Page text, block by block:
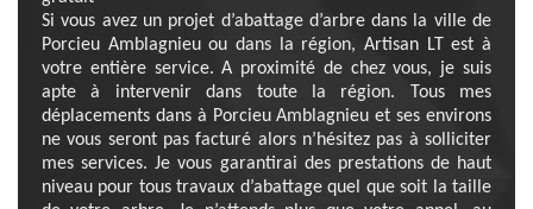
Si vous avez un projet d’abattage d’arbre dans la ville de
Porcieu Amblagnieu ou dans la région, Artisan LT est à
votre entière service. A proximité de chez vous, je suis
apte à intervenir dans toute la région. Tous mes
déplacements dans à Porcieu Amblagnieu et ses environs
ne vous seront pas facturé alors n’hésitez pas à solliciter
mes services. Je vous garantirai des prestations de haut
niveau pour tous travaux d’abattage quel que soit la taille